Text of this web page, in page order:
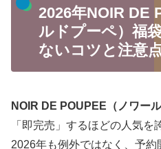
2026年NOIR DE
ルドプーペ）福
ないコツと注意
NOIR DE POUPEE（ノワー
「即完売」するほどの人気を
2026年も例外ではなく、予